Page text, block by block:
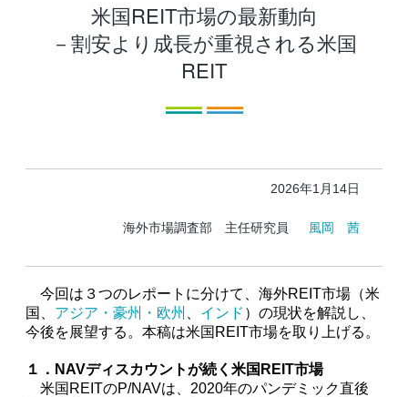
米国REIT市場の最新動向
－割安より成長が重視される米国
REIT
2026年1月14日
海外市場調査部 主任研究員 風岡 茜
今回は３つのレポートに分けて、海外REIT市場（米
国、 アジア・豪州・欧州 インド ）の現状を解説し、
今後を展望する。本稿は米国REIT市場を取り上げる。
１．NAVディスカウントが続く米国REIT市場
米国REITのP/NAVは、2020年のパンデミック直後